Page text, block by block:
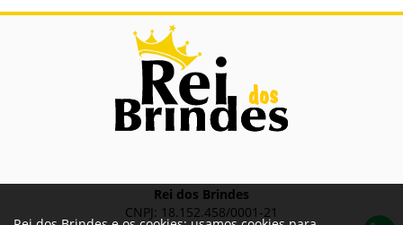
Rei dos Brindes
CNPJ: 18.152.458/0001-21